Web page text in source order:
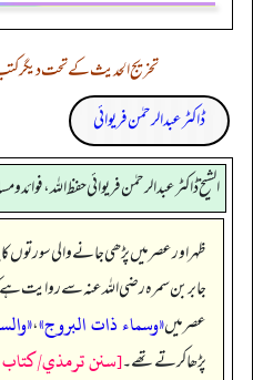
تخریج الحدیث کے تحت دیگر
ڈاکٹر عبدالرحمٰن فریوائی
الشیخ ڈاکٹر عبد الرحمٰن فریوائی حفظ اللہ،
ظہر اور عصر میں پڑھی جانے والی سورتوں
جابر بن سمرہ رضی الله عنہ سے روایت ہے
عصر میں«وسماء ذات البروج»،
پڑھا کرتے تھے۔[سنن ترمذي/كتاب